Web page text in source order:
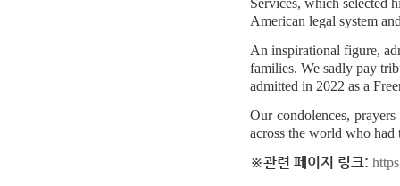
Services, which selected
American legal system
An inspirational figure,
families. We sadly pay
admitted in 2022 as a
Our condolences,
across the world who
※관련 페이지 링크: